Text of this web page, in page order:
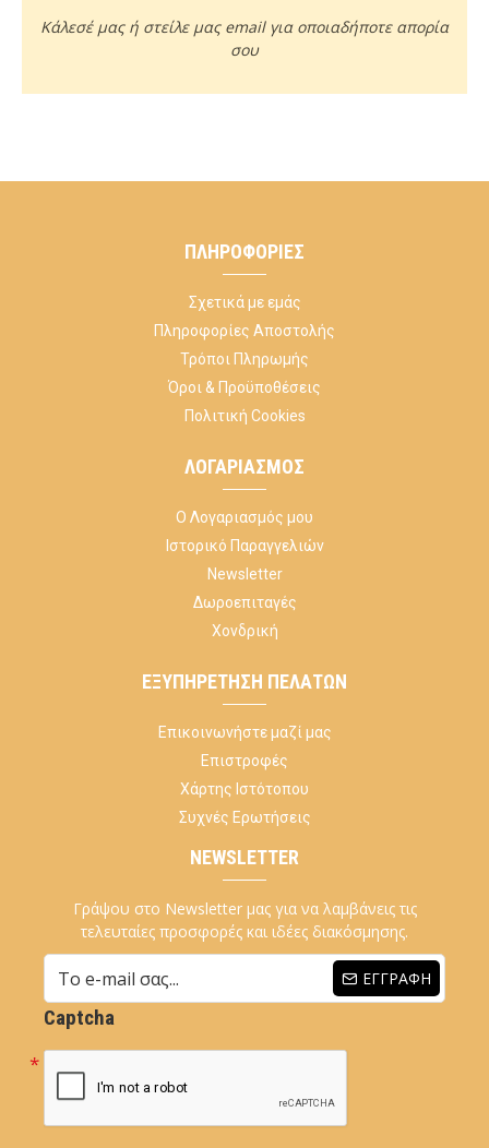
Κάλεσέ μας ή στείλε μας email για οποιαδήποτε απορία
σου
ΠΛΗΡΟΦΟΡΊΕΣ
Σχετικά με εμάς
Πληροφορίες Αποστολής
Τρόποι Πληρωμής
Όροι & Προϋποθέσεις
Πολιτική Cookies
ΛΟΓΑΡΙΑΣΜΌΣ
Ο Λογαριασμός μου
Ιστορικό Παραγγελιών
Newsletter
Δωροεπιταγές
Χονδρική
ΕΞΥΠΗΡΈΤΗΣΗ ΠΕΛΑΤΏΝ
Επικοινωνήστε μαζί μας
Επιστροφές
Χάρτης Ιστότοπου
Συχνές Ερωτήσεις
NEWSLETTER
Γράψου στο Newsletter μας για να λαμβάνεις τις
τελευταίες προσφορές και ιδέες διακόσμησης.
ΕΓΓΡΑΦΉ
Captcha